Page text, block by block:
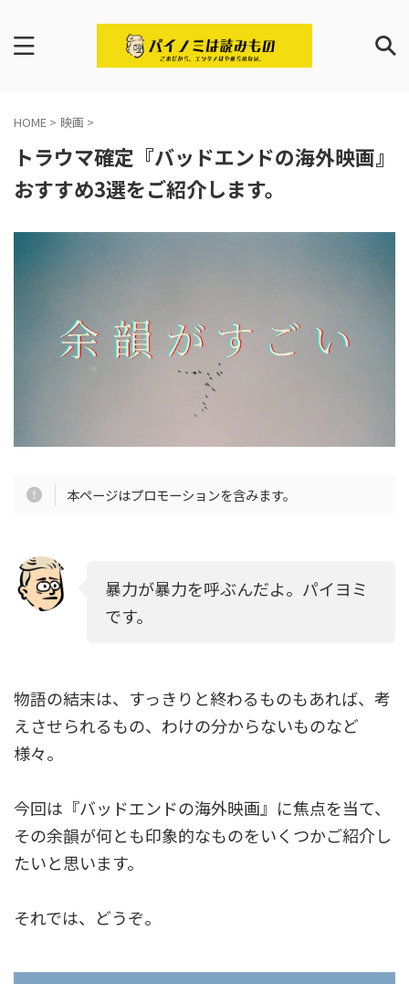
HOME > 映画 >
トラウマ確定『バッドエンドの海外映画』
おすすめ3選をご紹介します。
本ページはプロモーションを含みます。
暴力が暴力を呼ぶんだよ。パイヨミ
です。
物語の結末は、すっきりと終わるものもあれば、考
えさせられるもの、わけの分からないものなど
様々。
今回は『バッドエンドの海外映画』に焦点を当て、
その余韻が何とも印象的なものをいくつかご紹介し
たいと思います。
それでは、どうぞ。